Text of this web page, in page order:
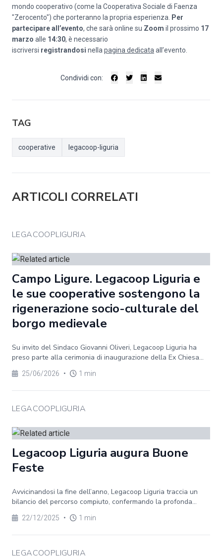
mondo cooperativo (come la Cooperativa Sociale di Faenza
"Zerocento") che porteranno la propria esperienza.
Per
partecipare all’evento, che sarà online su Zoom il prossimo 17
marzo alle 14:30, è necessario
iscriversi registrandosi nella pagina dedicata all’evento.
Condividi con:
TAG
cooperative legacoop-liguria
ARTICOLI CORRELATI
LEGACOOPLIGURIA
Campo Ligure. Legacoop Liguria e
le sue cooperative sostengono la
rigenerazione socio-culturale del
borgo medievale
Su invito del Sindaco Giovanni Oliveri, Legacoop Liguria ha
preso parte alla cerimonia di inaugurazione della Ex Chiesa...
25/06/2026 • 1 min
LEGACOOPLIGURIA
Legacoop Liguria augura Buone
Feste
Avvicinandosi la fine dell’anno, Legacoop Liguria traccia un
bilancio del percorso compiuto, confermando la profonda...
22/12/2025 • 1 min
LEGACOOPLIGURIA